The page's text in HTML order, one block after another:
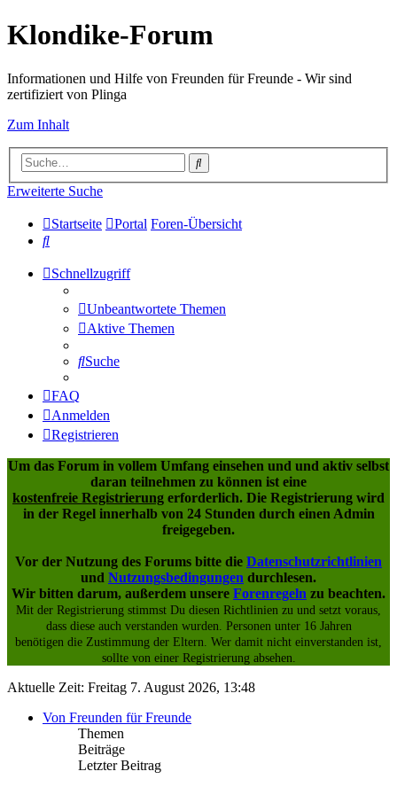
Klondike-Forum
Informationen und Hilfe von Freunden für Freunde - Wir sind
zertifiziert von Plinga
Zum Inhalt
Suche
Erweiterte Suche
Startseite Portal Foren-Übersicht
Suche
Schnellzugriff
Unbeantwortete Themen
Aktive Themen
Suche
FAQ
Anmelden
Registrieren
Um das Forum in vollem Umfang einsehen und und aktiv selbst
daran teilnehmen zu können ist eine
kostenfreie Registrierung erforderlich. Die Registrierung wird
in der Regel innerhalb von 24 Stunden durch einen Admin
freigegeben.
Vor der Nutzung des Forums bitte die Datenschutzrichtlinien
und Nutzungsbedingungen durchlesen.
Wir bitten darum, außerdem unsere Forenregeln zu beachten.
Mit der Registrierung stimmst Du diesen Richtlinien zu und setzt voraus,
dass diese auch verstanden wurden. Personen unter 16 Jahren
benötigen die Zustimmung der Eltern. Wer damit nicht einverstanden ist,
sollte von einer Registrierung absehen.
Aktuelle Zeit: Freitag 7. August 2026, 13:48
Von Freunden für Freunde
Themen
Beiträge
Letzter Beitrag